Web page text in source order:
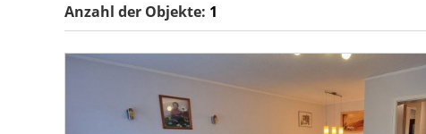
Anzahl der Objekte: 1